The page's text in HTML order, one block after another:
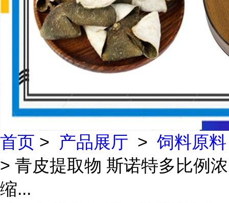
首页 > 产品展厅 > 饲料原料
> 青皮提取物 斯诺特多比例浓
缩...